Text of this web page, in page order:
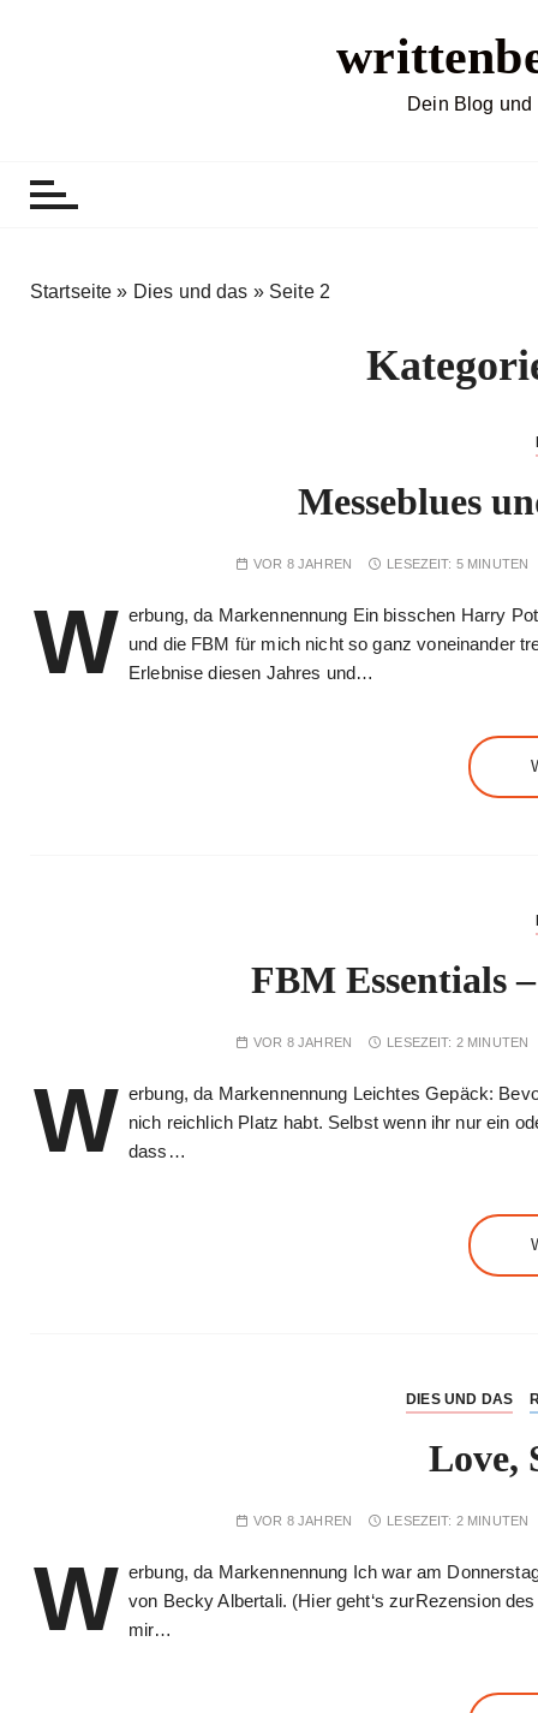
Dein Blog und
Startseite » Dies und das » Seite 2
Messeblues
VOR 8 JAHREN LESEZEIT: 5 MINUTEN
W erbung, da Markennennung Ein bisschen Harry
und die FBM für mich nicht so ganz voneinander
Erlebnise diesen Jahres und…
FBM Essentials
VOR 8 JAHREN LESEZEIT: 2 MINUTEN
W erbung, da Markennennung Leichtes Gepäck:
nich reichlich Platz habt. Selbst wenn ihr nur ein
dass…
DIES UND DAS
Love,
VOR 8 JAHREN LESEZEIT: 2 MINUTEN
W erbung, da Markennennung Ich war am
von Becky Albertali. (Hier geht‘s zurRezension
mir…